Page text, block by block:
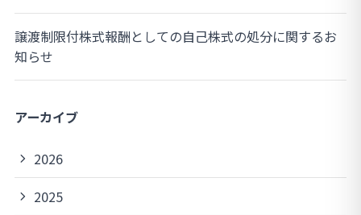
譲渡制限付株式報酬としての自己株式の処分に関するお
知らせ
アーカイブ
2026
2025